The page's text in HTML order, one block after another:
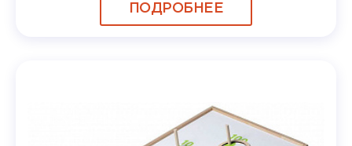
ПОДРОБНЕЕ